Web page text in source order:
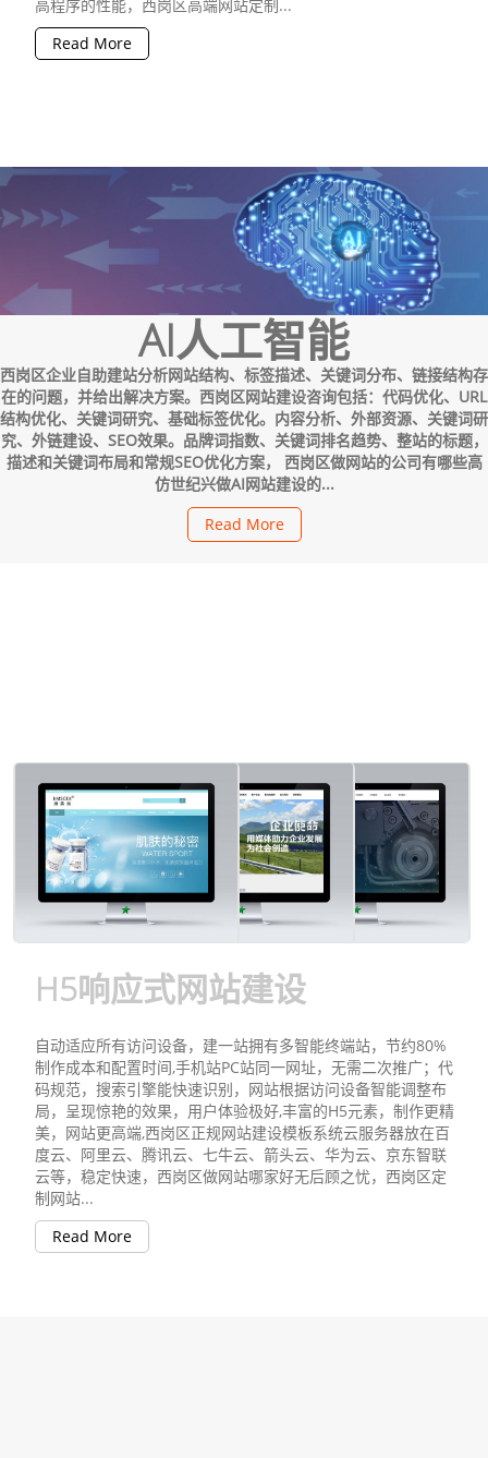
高程序的性能，西岗区高端网站定制...
Read More
AI人工智能
西岗区企业自助建站分析网站结构、标签描述、关键词分布、链接结构存
在的问题，并给出解决方案。西岗区网站建设咨询包括：代码优化、URL
结构优化、关键词研究、基础标签优化。内容分析、外部资源、关键词研
究、外链建设、SEO效果。品牌词指数、关键词排名趋势、整站的标题，
描述和关键词布局和常规SEO优化方案， 西岗区做网站的公司有哪些高
仿世纪兴做AI网站建设的...
Read More
H5响应式网站建设
自动适应所有访问设备，建一站拥有多智能终端站，节约80%
制作成本和配置时间,手机站PC站同一网址，无需二次推广；代
码规范，搜索引擎能快速识别，网站根据访问设备智能调整布
局，呈现惊艳的效果，用户体验极好,丰富的H5元素，制作更精
美，网站更高端,西岗区正规网站建设模板系统云服务器放在百
度云、阿里云、腾讯云、七牛云、箭头云、华为云、京东智联
云等，稳定快速，西岗区做网站哪家好无后顾之忧，西岗区定
制网站...
Read More